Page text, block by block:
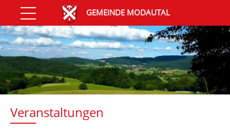
GEMEINDE MODAUTAL
Veranstaltungen